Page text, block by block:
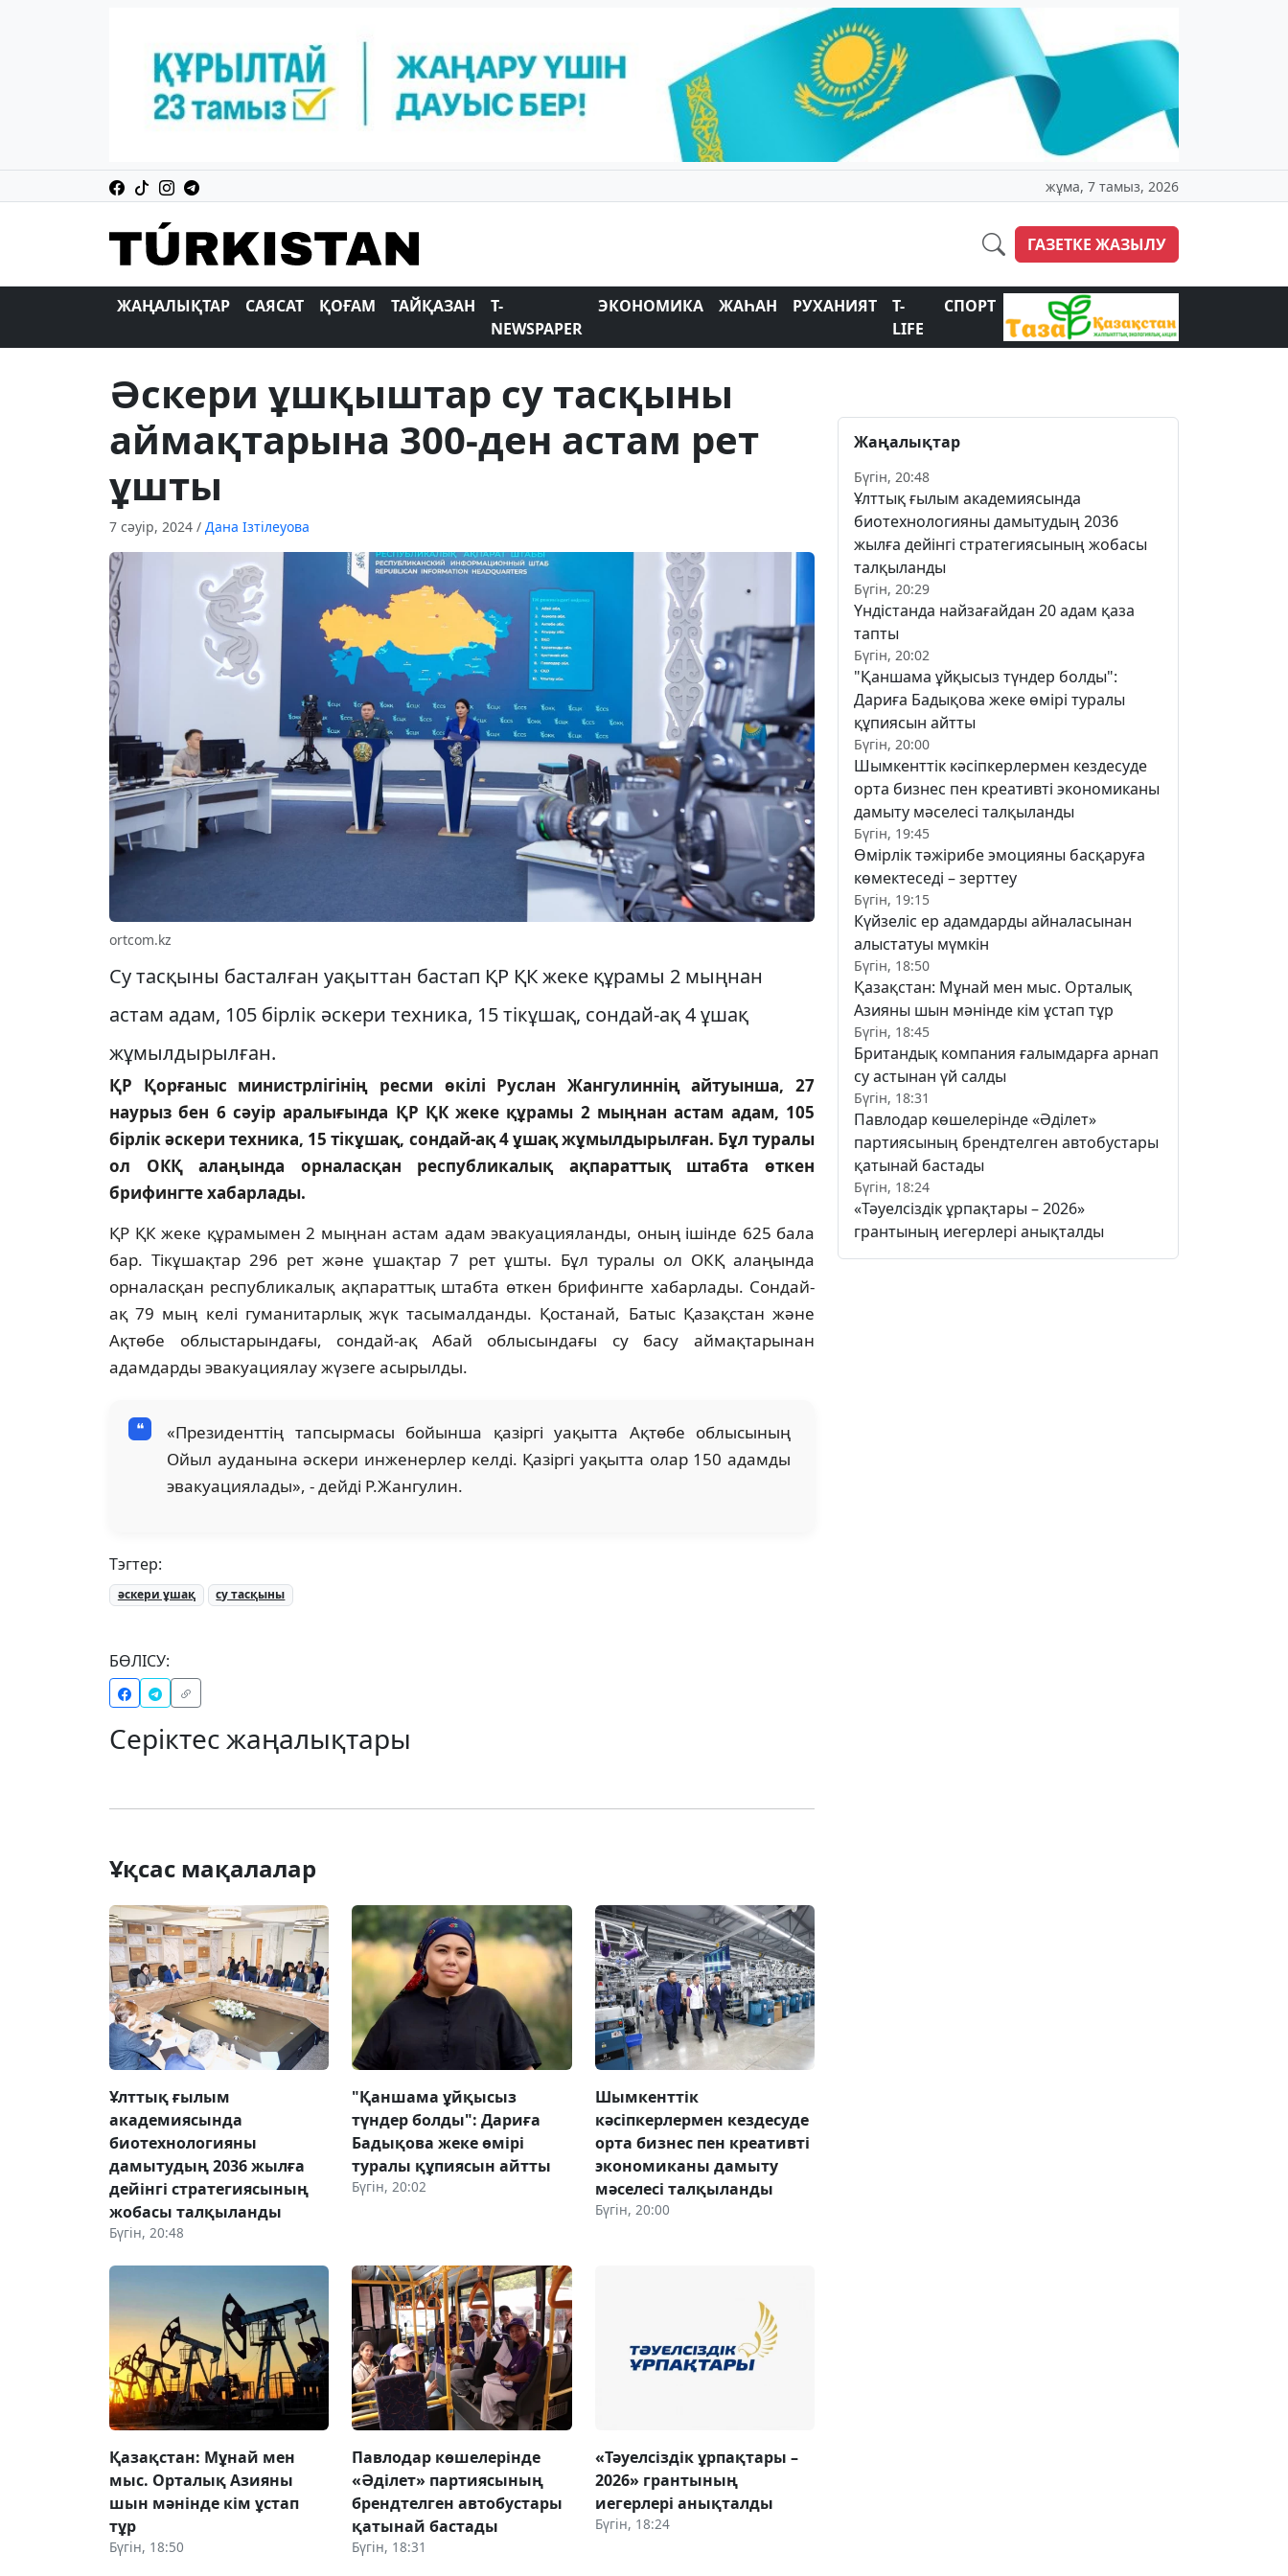
жұма, 7 тамыз, 2026
ГАЗЕТКЕ ЖАЗЫЛУ
ЖАҢАЛЫҚТАР САЯСАТ ҚОҒАМ ТАЙҚАЗАН
T-
NEWSPAPER
ЭКОНОМИКА ЖАҺАН РУХАНИЯТ
T-
LIFE
СПОРТ
Әскери ұшқыштар су тасқыны
аймақтарына 300-ден астам рет
ұшты
7 сәуір, 2024 / Дана Ізтілеуова
ortcom.kz
Су тасқыны басталған уақыттан бастап ҚР ҚК жеке құрамы 2 мыңнан
астам адам, 105 бірлік әскери техника, 15 тікұшақ, сондай-ақ 4 ұшақ
жұмылдырылған.
ҚР Қорғаныс министрлігінің ресми өкілі Руслан Жангулиннің айтуынша, 27
наурыз бен 6 сәуір аралығында ҚР ҚК жеке құрамы 2 мыңнан астам адам, 105
бірлік әскери техника, 15 тікұшақ, сондай-ақ 4 ұшақ жұмылдырылған. Бұл туралы
ол ОКҚ алаңында орналасқан республикалық ақпараттық штабта өткен
брифингте хабарлады.
ҚР ҚК жеке құрамымен 2 мыңнан астам адам эвакуацияланды, оның ішінде 625 бала
бар. Тікұшақтар 296 рет және ұшақтар 7 рет ұшты. Бұл туралы ол ОКҚ алаңында
орналасқан республикалық ақпараттық штабта өткен брифингте хабарлады. Сондай-
ақ 79 мың келі гуманитарлық жүк тасымалданды. Қостанай, Батыс Қазақстан және
Ақтөбе облыстарындағы, сондай-ақ Абай облысындағы су басу аймақтарынан
адамдарды эвакуациялау жүзеге асырылды.
«Президенттің тапсырмасы бойынша қазіргі уақытта Ақтөбе облысының
Ойыл ауданына әскери инженерлер келді. Қазіргі уақытта олар 150 адамды
эвакуациялады», - дейді Р.Жангулин.
Тэгтер:
әскери ұшақ су тасқыны
БӨЛІСУ:
Серіктес жаңалықтары
Ұқсас мақалалар
Ұлттық ғылым
академиясында
биотехнологияны
дамытудың 2036 жылға
дейінгі стратегиясының
жобасы талқыланды
Бүгін, 20:48
"Қаншама ұйқысыз
түндер болды": Дариға
Бадықова жеке өмірі
туралы құпиясын айтты
Бүгін, 20:02
Шымкенттік
кәсіпкерлермен кездесуде
орта бизнес пен креативті
экономиканы дамыту
мәселесі талқыланды
Бүгін, 20:00
Қазақстан: Мұнай мен
мыс. Орталық Азияны
шын мәнінде кім ұстап
тұр
Бүгін, 18:50
Павлодар көшелерінде
«Әділет» партиясының
брендтелген автобустары
қатынай бастады
Бүгін, 18:31
«Тәуелсіздік ұрпақтары –
2026» грантының
иегерлері анықталды
Бүгін, 18:24
Жаңалықтар
Бүгін, 20:48
Ұлттық ғылым академиясында
биотехнологияны дамытудың 2036
жылға дейінгі стратегиясының жобасы
талқыланды
Бүгін, 20:29
Үндістанда найзағайдан 20 адам қаза
тапты
Бүгін, 20:02
"Қаншама ұйқысыз түндер болды":
Дариға Бадықова жеке өмірі туралы
құпиясын айтты
Бүгін, 20:00
Шымкенттік кәсіпкерлермен кездесуде
орта бизнес пен креативті экономиканы
дамыту мәселесі талқыланды
Бүгін, 19:45
Өмірлік тәжірибе эмоцияны басқаруға
көмектеседі – зерттеу
Бүгін, 19:15
Күйзеліс ер адамдарды айналасынан
алыстатуы мүмкін
Бүгін, 18:50
Қазақстан: Мұнай мен мыс. Орталық
Азияны шын мәнінде кім ұстап тұр
Бүгін, 18:45
Британдық компания ғалымдарға арнап
су астынан үй салды
Бүгін, 18:31
Павлодар көшелерінде «Әділет»
партиясының брендтелген автобустары
қатынай бастады
Бүгін, 18:24
«Тәуелсіздік ұрпақтары – 2026»
грантының иегерлері анықталды